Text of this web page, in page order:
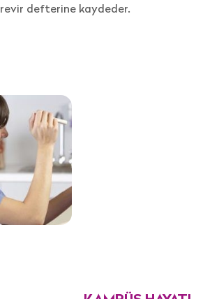
defterine kaydeder.